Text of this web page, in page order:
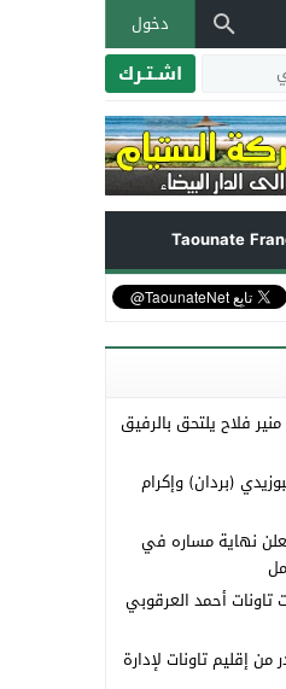
دخول
اشـتـرك
Taounate
فلاح يلتحق بالرفيق
(بردان) وإكرام
نهاية مساره في
أحمد العرقوبي
إقليم تاونات لإدارة